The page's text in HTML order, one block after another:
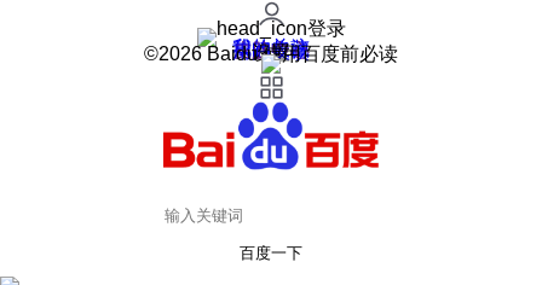
登录
我的关注
我的收藏
皮肤中心
用户反馈
设置
©2026 Baidu 使用百度前必读
百度一下